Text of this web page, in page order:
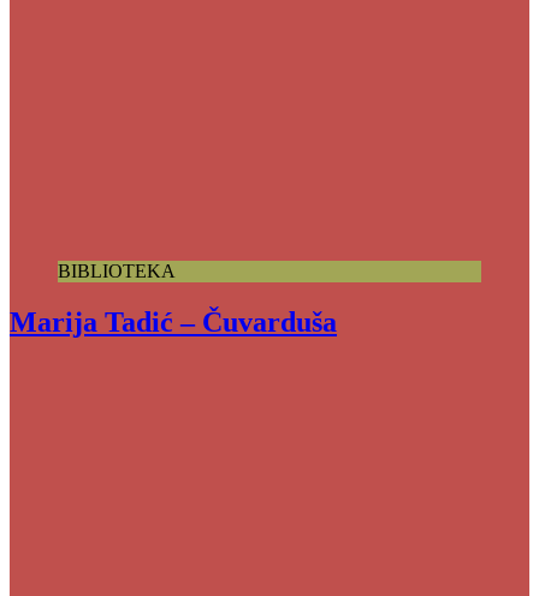
BIBLIOTEKA
Marija Tadić – Čuvarduša